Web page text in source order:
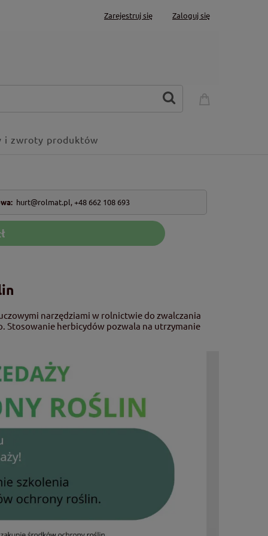
Zarejestruj się Zaloguj się
i zwroty produktów
hurt@rolmat.pl,+48 662 108 693
narzędziami w rolnictwie do zwalczania
Stosowanie herbicydów pozwala na utrzymanie